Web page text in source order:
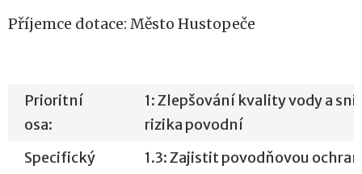
Příjemce dotace: Město Hustopeče
Prioritní
osa:
1: Zlepšování kvality vody a
rizika povodní
Specifický
1.3: Zajistit povodňovou